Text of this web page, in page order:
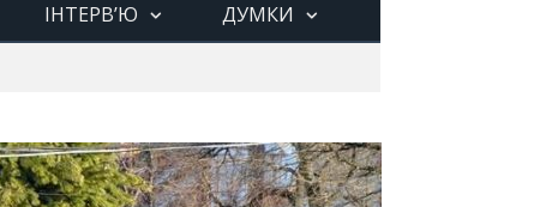
ІНТЕРВ’Ю ДУМКИ